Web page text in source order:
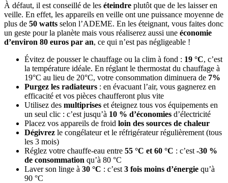
À défaut, il est conseillé de les éteindre plutôt que de les laisser en
veille. En effet, les appareils en veille ont une puissance moyenne de
plus de 50 watts selon l’ADEME. En les éteignant, vous faites donc
un geste pour la planète mais vous réaliserez aussi une économie
d’environ 80 euros par an, ce qui n’est pas négligeable !
Évitez de pousser le chauffage ou la clim à fond : 19 °C, c’est
la température idéale. En réglant le thermostat du chauffage à
19°C au lieu de 20°C, votre consommation diminuera de 7%
Purgez les radiateurs : en évacuant l’air, vous gagnerez en
efficacité et vos pièces chaufferont plus vite
Utilisez des multiprises et éteignez tous vos équipements en
un seul clic : c’est jusqu’à 10 % d’économies d’électricité
Placez vos appareils de froid loin des sources de chaleur
Dégivrez le congélateur et le réfrigérateur régulièrement (tous
les 3 mois)
Réglez votre chauffe-eau entre 55 °C et 60 °C : c’est -30 %
de consommation qu’à 80 °C
Laver son linge à 30 °C : c’est 3 fois moins d’énergie qu’à
90 °C